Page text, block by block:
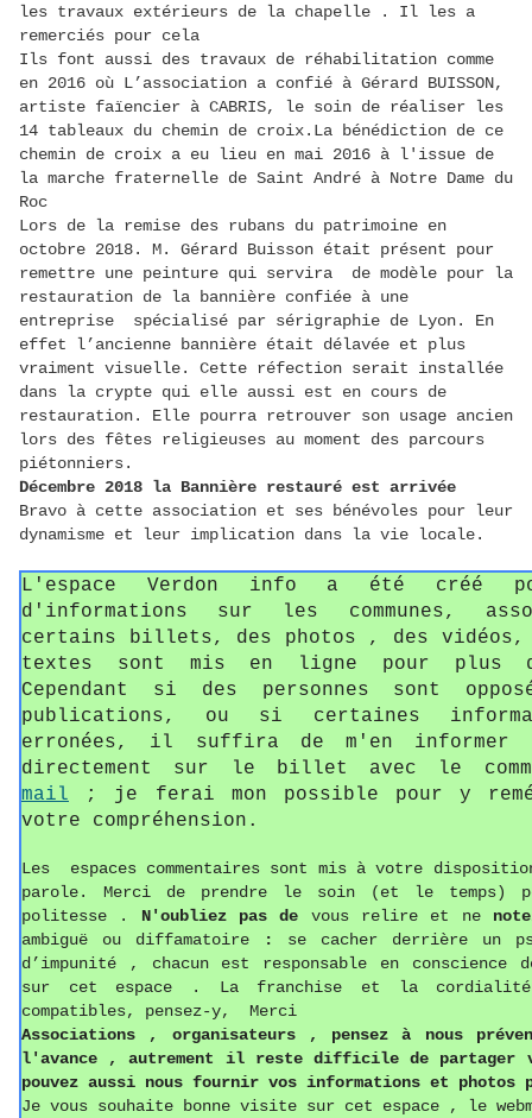
les travaux extérieurs de la chapelle . Il les a
remerciés pour cela
Ils font aussi des travaux de réhabilitation comme
en 2016 où L’association a confié à Gérard BUISSON,
artiste faïencier à CABRIS, le soin de réaliser les
14 tableaux du chemin de croix.La bénédiction de ce
chemin de croix a eu lieu en mai 2016 à l'issue de
la marche fraternelle de Saint André à Notre Dame du
Roc
Lors de la remise des rubans du patrimoine en
octobre 2018. M. Gérard Buisson était présent pour
remettre une peinture qui servira de modèle pour la
restauration de la bannière confiée à une
entreprise spécialisé par sérigraphie de Lyon. En
effet l’ancienne bannière était délavée et plus
vraiment visuelle. Cette réfection serait installée
dans la crypte qui elle aussi est en cours de
restauration. Elle pourra retrouver son usage ancien
lors des fêtes religieuses au moment des parcours
piétonniers.
Décembre 2018 la Bannière restauré est arrivée
Bravo à cette association et ses bénévoles pour leur
dynamisme et leur implication dans la vie locale.
L'espace Verdon info a été créé
d'informations sur les communes,
certains billets, des photos , des vidéos,
textes sont mis en ligne pour plus
Cependant si des personnes sont
publications, ou si certaines
erronées, il suffira de m'en
directement sur le billet avec le
mail ; je ferai mon possible pour y
votre compréhension.
Les espaces commentaires sont mis à votre
parole. Merci de prendre le soin (et le temps)
politesse
. N'oubliez pas de vous relire et ne
ambiguë ou diffamatoire
:
se cacher derrière un
d’impunité , chacun est responsable en
sur cet espace . La franchise et la
compatibles, pensez-y, Merci
Associations , organisateurs , pensez à nous
l'avance , autrement il reste difficile de
pouvez aussi nous fournir vos informations et photos
Je vous souhaite bonne visite sur cet espace , le